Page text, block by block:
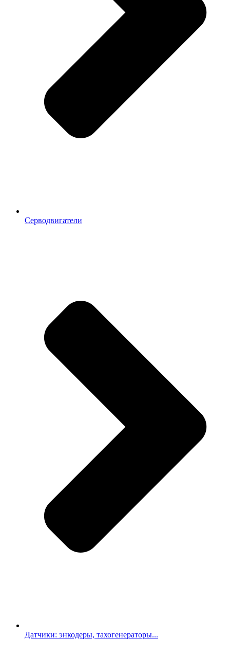
Серводвигатели
Датчики: энкодеры, тахогенераторы...